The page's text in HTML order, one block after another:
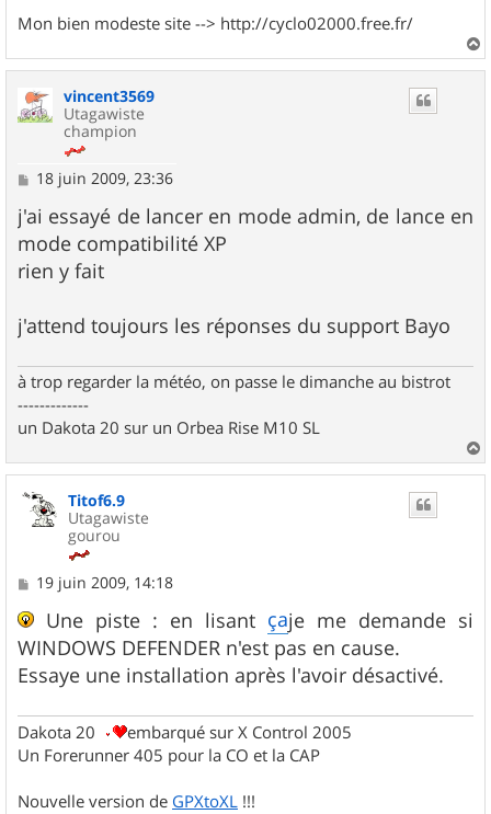
Mon bien modeste site --> http://cyclo02000.free.fr/
a
vincent3569
Utagawiste
champion
M
s
s
a
g
e
18 juin 2009, 23:36
j'ai essayé de lancer en mode admin, de lance en
mode compatibilité XP
rien y fait
j'attend toujours les réponses du support Bayo
à trop regarder la météo, on passe le dimanche au bistrot
-------------
un Dakota 20 sur un Orbea Rise M10 SL
a
Titof6.9
Utagawiste
gourou
M
s
s
a
g
e
19 juin 2009, 14:18
Une piste : en lisant çaje me demande si
WINDOWS DEFENDER n'est pas en cause.
Essaye une installation après l'avoir désactivé.
Dakota 20
embarqué sur X Control 2005
Un Forerunner 405 pour la CO et la CAP
Nouvelle version de GPXtoXL !!!